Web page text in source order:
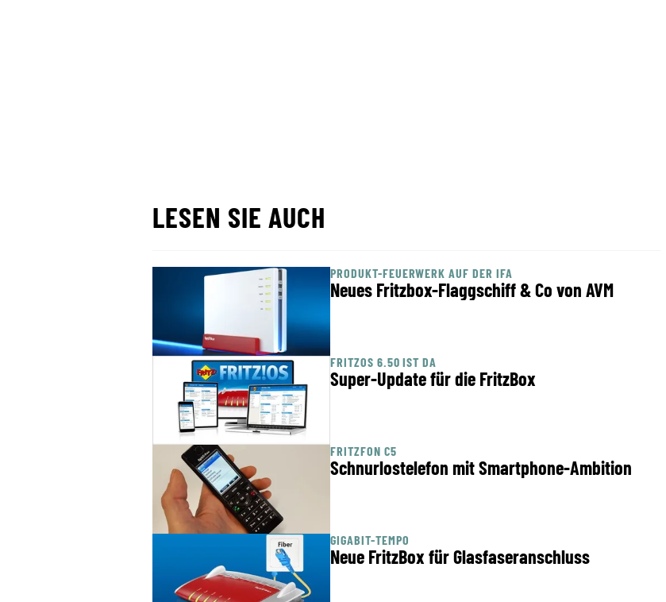
LESEN SIE AUCH
PRODUKT-FEUERWERK AUF DER IFA
Neues Fritzbox-Flaggschiff & Co von AVM
FRITZOS 6.50 IST DA
Super-Update für die FritzBox
FRITZFON C5
Schnurlostelefon mit Smartphone-Ambition
GIGABIT-TEMPO
Neue FritzBox für Glasfaseranschluss